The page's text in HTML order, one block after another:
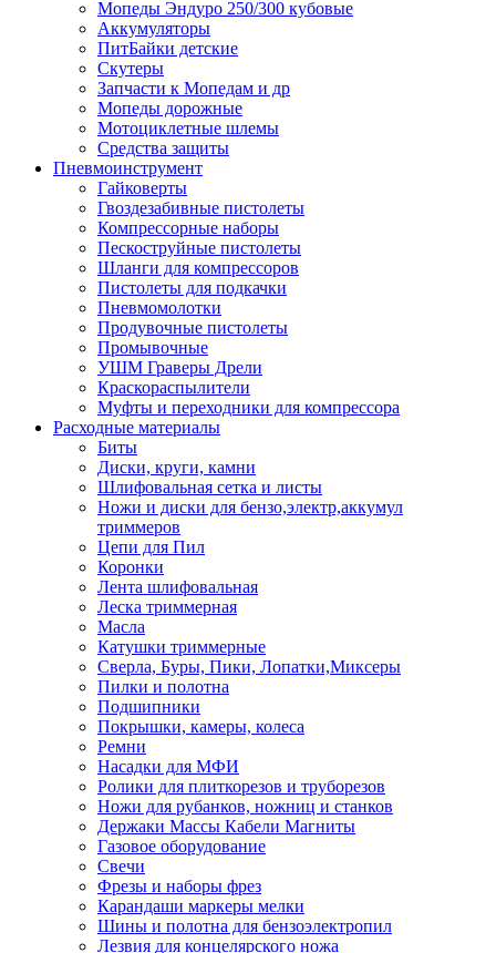
Мопеды Эндуро 250/300 кубовые
Аккумуляторы
ПитБайки детские
Скутеры
Запчасти к Мопедам и др
Мопеды дорожные
Мотоциклетные шлемы
Средства защиты
Пневмоинструмент
Гайковерты
Гвоздезабивные пистолеты
Компрессорные наборы
Пескоструйные пистолеты
Шланги для компрессоров
Пистолеты для подкачки
Пневмомолотки
Продувочные пистолеты
Промывочные
УШМ Граверы Дрели
Краскораспылители
Муфты и переходники для компрессора
Расходные материалы
Биты
Диски, круги, камни
Шлифовальная сетка и листы
Ножи и диски для бензо,электр,аккумул
триммеров
Цепи для Пил
Коронки
Лента шлифовальная
Леска триммерная
Масла
Катушки триммерные
Сверла, Буры, Пики, Лопатки,Миксеры
Пилки и полотна
Подшипники
Покрышки, камеры, колеса
Ремни
Насадки для МФИ
Ролики для плиткорезов и труборезов
Ножи для рубанков, ножниц и станков
Держаки Массы Кабели Магниты
Газовое оборудование
Свечи
Фрезы и наборы фрез
Карандаши маркеры мелки
Шины и полотна для бензоэлектропил
Лезвия для концелярского ножа